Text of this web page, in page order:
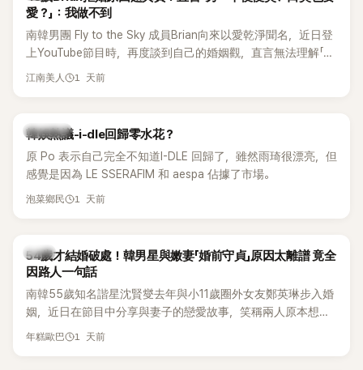
愛？」：我做不到
南韓男團 Fly to the Sky 成員Brian向來以愛乾淨聞名，近日登
上YouTube節目時，再度談到自己的婚姻觀，直言無法理解「連
另一半的口臭、便便臭都要愛」這種說法，更大方表明自己是不
江南美人 1 天前
熱議討論
韓娛熱議-i-dle回歸零水花？
原 Po 表示自己完全不知道I-DLE 回歸了，雖然雨琦很漂亮，但
感覺是因為 LE SSERAFIM 和 aespa 佔據了市場。
泡菜鄉民 1 天前
韓星
54歲才結婚破處！韓男星與嫩妻「婚前守貞」原因太離譜 竟全
因路人一句話
南韓55歲知名諧星沈賢燮去年與小11歲圈外女友鄭英琳步入婚
姻，近日在節目中分享與妻子的戀愛故事，笑稱兩人原本想享
受兩人世界，沒想到站在飯店門口時竟被路人認出，還一路替
年糕歐巴 1 天前